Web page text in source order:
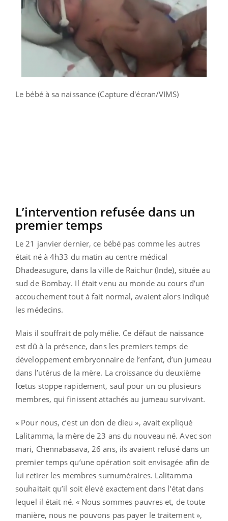
Le bébé à sa naissance (Capture d'écran/VIMS)
L’intervention refusée dans un
premier temps
Le 21 janvier dernier, ce bébé pas comme les autres
était né à 4h33 du matin au centre médical
Dhadeasugure, dans la ville de Raichur (Inde), située au
sud de Bombay. Il était venu au monde au cours d’un
accouchement tout à fait normal, avaient alors indiqué
les médecins.
Mais il souffrait de polymélie. Ce défaut de naissance
est dû à la présence, dans les premiers temps de
développement embryonnaire de l’enfant, d’un jumeau
dans l’utérus de la mère. La croissance du deuxième
fœtus stoppe rapidement, sauf pour un ou plusieurs
membres, qui finissent attachés au jumeau survivant.
« Pour nous, c’est un don de dieu », avait expliqué
Lalitamma, la mère de 23 ans du nouveau né. Avec son
mari, Chennabasava, 26 ans, ils avaient refusé dans un
premier temps qu’une opération soit envisagée afin de
lui retirer les membres surnuméraires. Lalitamma
souhaitait qu’il soit élevé exactement dans l’état dans
lequel il était né. « Nous sommes pauvres et, de toute
manière, nous ne pouvons pas payer le traitement »,